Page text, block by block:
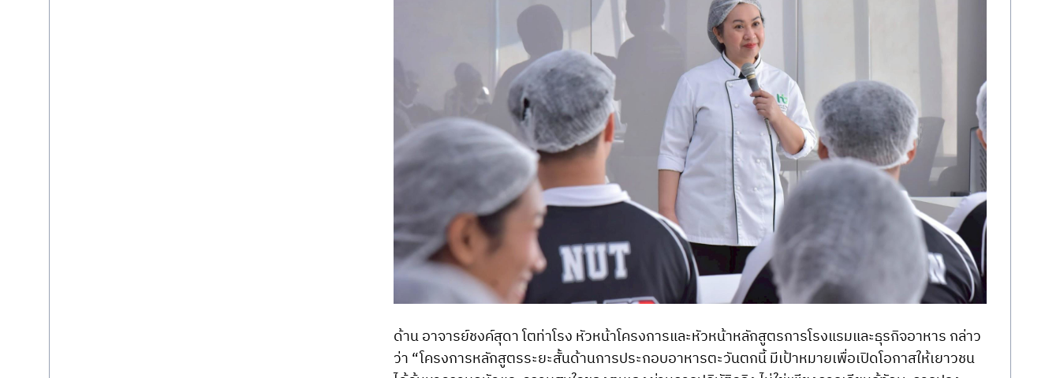
ด้าน อาจารย์ชงค์สุดา โตท่าโรง หัวหน้าโครงการและหัวหน้าหลักสูตรการโรงแรมและธุรกิจอาหาร กล่าว
ว่า “โครงการหลักสูตรระยะสั้นด้านการประกอบอาหารตะวันตกนี้ มีเป้าหมายเพื่อเปิดโอกาสให้เยาวชน